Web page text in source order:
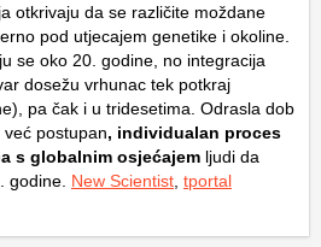
otkrivaju da se različite moždane
pod utjecajem genetike i okoline.
se oko 20. godine, no integracija
dosežu vrhunac tek potkraj
pa čak i u tridesetima. Odrasla dob
postupan, individualan proces
s globalnim osjećajem ljudi da
godine. New Scientist tportal